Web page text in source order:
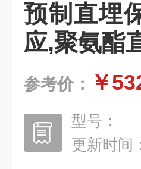
预制直埋
应,聚氨酯
参考价： ￥
型号：
更新时间